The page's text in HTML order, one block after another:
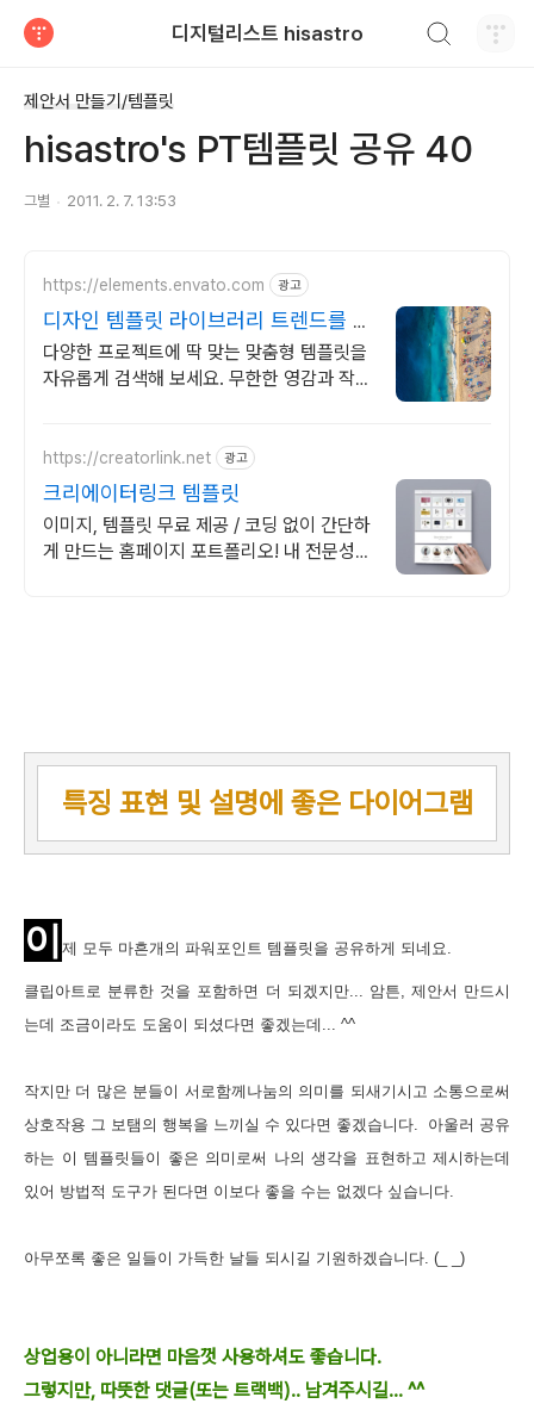
디지털리스트 hisastro
제안서 만들기/템플릿
hisastro's PT템플릿 공유 40
그별 2011. 2. 7. 13:53
https://elements.envato.com 광고
디자인 템플릿 라이브러리 트렌드를 이
끄는 인기 콘텐츠
다양한 프로젝트에 딱 맞는 맞춤형 템플릿을
자유롭게 검색해 보세요. 무한한 영감과 작업
https://creatorlink.net 광고
크리에이터링크 템플릿
이미지, 템플릿 무료 제공 / 코딩 없이 간단하
게 만드는 홈페이지 포트폴리오! 내 전문성을
특징 표현 및 설명에 좋은 다이어그램
이 제 모두 마흔개의 파워포인트 템플릿을 공유하게 되네요.
클립아트로 분류한 것을 포함하면 더 되겠지만... 암튼, 제안서 만드시
는데 조금이라도 도움이 되셨다면 좋겠는데... ^^
작지만 더 많은 분들이 서로함께나눔의 의미를 되새기시고 소통으로써
상호작용 그 보탬의 행복을 느끼실 수 있다면 좋겠습니다. 아울러 공유
하는 이 템플릿들이 좋은 의미로써 나의 생각을 표현하고 제시하는데
있어 방법적 도구가 된다면 이보다 좋을 수는 없겠다 싶습니다.
아무쪼록 좋은 일들이 가득한 날들 되시길 기원하겠습니다. (_ _)
상업용이 아니라면 마음껏 사용하셔도 좋습니다.
그렇지만, 따뜻한 댓글(또는 트랙백).. 남겨주시길... ^^